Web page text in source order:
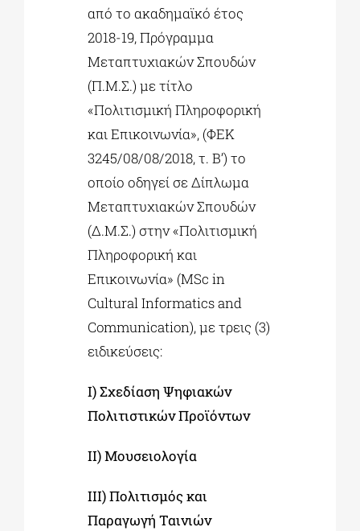
από το ακαδημαϊκό έτος
2018-19, Πρόγραμμα
Μεταπτυχιακών Σπουδών
(Π.Μ.Σ.) με τίτλο
«Πολιτισμική Πληροφορική
και Επικοινωνία», (ΦΕΚ
3245/08/08/2018, τ. Β’) το
οποίο οδηγεί σε Δίπλωμα
Μεταπτυχιακών Σπουδών
(Δ.Μ.Σ.) στην «Πολιτισμική
Πληροφορική και
Επικοινωνία» (MSc in
Cultural Informatics and
Communication), με τρεις (3)
ειδικεύσεις:
Ι) Σχεδίαση Ψηφιακών
Πολιτιστικών Προϊόντων
ΙΙ) Μουσειολογία
ΙΙΙ) Πολιτισμός και
Παραγωγή Ταινιών